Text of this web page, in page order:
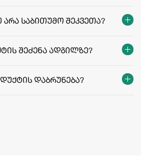
საბითუმო შეკვეთა?
შეძენა ადგილზე?
დაბრუნება?